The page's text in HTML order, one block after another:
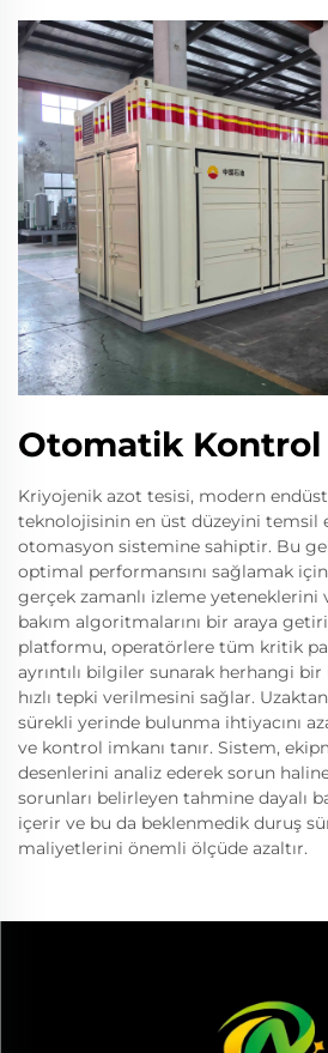
Otomatik Kontrol
Kriyojenik azot tesisi, modern
teknolojisinin en üst düzeyini temsil
otomasyon sistemine sahiptir. Bu
optimal performansını sağlamak
gerçek zamanlı izleme yeteneklerini
bakım algoritmalarını bir araya
platformu, operatörlere tüm kritik
ayrıntılı bilgiler sunarak herhangi
hızlı tepki verilmesini sağlar.
sürekli yerinde bulunma ihtiyacını
ve kontrol imkanı tanır. Sistem,
desenlerini analiz ederek sorun
sorunları belirleyen tahmine dayalı
içerir ve bu da beklenmedik duruş
maliyetlerini önemli ölçüde azaltır.